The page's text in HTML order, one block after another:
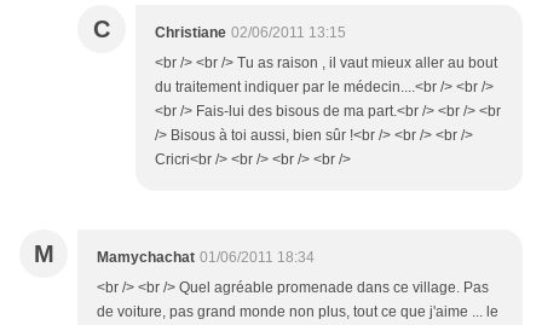
C Christiane 02/06/2011 13:15
<br /> <br /> Tu as raison , il vaut mieux aller au bout
du traitement indiquer par le médecin....<br /> <br />
<br /> Fais-lui des bisous de ma part.<br /> <br /> <br
/> Bisous à toi aussi, bien sûr !<br /> <br /> <br />
Cricri<br /> <br /> <br /> <br />
M Mamychachat 01/06/2011 18:34
<br /> <br /> Quel agréable promenade dans ce village. Pas
de voiture, pas grand monde non plus, tout ce que j'aime ... le